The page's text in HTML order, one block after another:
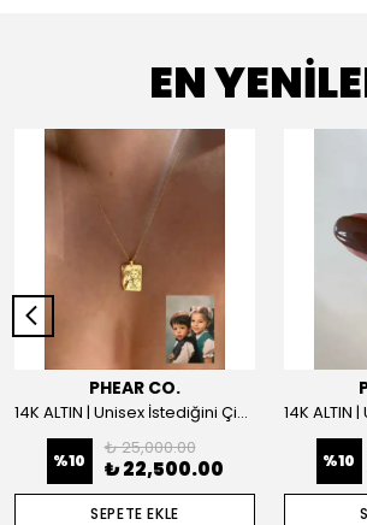
EN
PHEAR CO.
14K ALTIN | Unisex İstediğini Çizdir Kolye
%10
₺ 25,000.00
₺ 22,500.00
SEPETE EKLE
%10